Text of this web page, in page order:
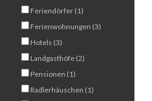
Feriendörfer (1)
Ferienwohnungen (3)
Hotels (3)
Landgasthöfe (2)
Pensionen (1)
Radlerhäuschen (1)